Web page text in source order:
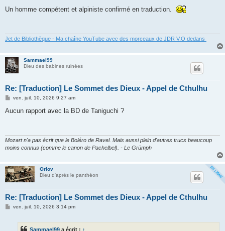
s
Un homme compétent et alpiniste confirmé en traduction.
Jet de Bibliothèque - Ma chaîne YouTube avec des morceaux de JDR V.O dedans
Sammael99
Dieu des babines ruinées
Re: [Traduction] Le Sommet des Dieux - Appel de Cthulhu
M
s
ven. juil. 10, 2026 9:27 am
Aucun rapport avec la BD de Taniguchi ?
Mozart n'a pas écrit que le Boléro de Ravel. Mais aussi plein d'autres trucs beaucoup
moins connus (comme le canon de Pachelbel). - Le Grümph
Orlov
Dieu d'après le panthéon
Re: [Traduction] Le Sommet des Dieux - Appel de Cthulhu
Mven. juil. 10, 2026 3:14 pm
Sammael99 a écrit : ↑